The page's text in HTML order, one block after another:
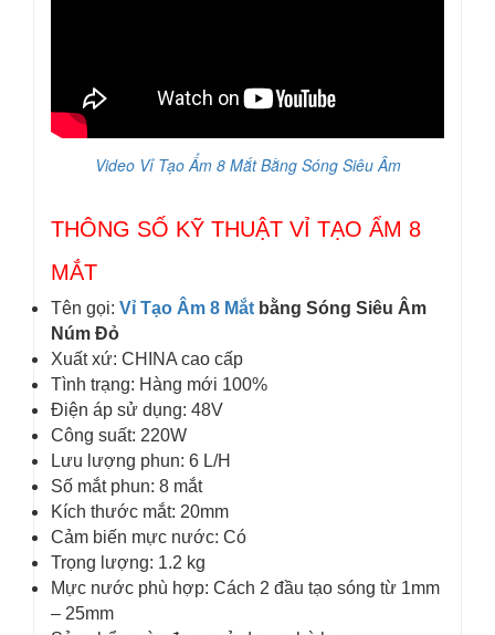
Video Vỉ Tạo Ẩm 8 Mắt Bằng Sóng Siêu Âm
THÔNG SỐ KỸ THUẬT VỈ TẠO ẨM 8
MẮT
Tên gọi: Vỉ Tạo Âm 8 Mắt bằng Sóng Siêu Âm
Núm Đỏ
Xuất xứ: CHINA cao cấp
Tình trạng: Hàng mới 100%
Điện áp sử dụng: 48V
Công suất: 220W
Lưu lượng phun: 6 L/H
Số mắt phun: 8 mắt
Kích thước mắt: 20mm
Cảm biến mực nước: Có
Trọng lượng: 1.2 kg
Mực nước phù hợp: Cách 2 đầu tạo sóng từ 1mm
– 25mm